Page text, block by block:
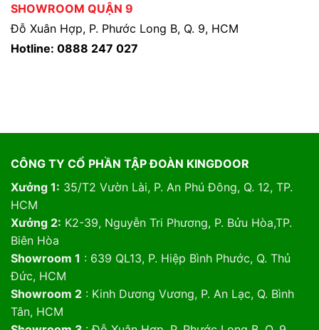
SHOWROOM QUẬN 9
Đỗ Xuân Hợp, P. Phước Long B, Q. 9, HCM
Hotline: 0888 247 027
CÔNG TY CỔ PHẦN TẬP ĐOÀN KINGDOOR
Xưởng 1: 35/T2 Vườn Lài, P. An Phú Đông, Q. 12, TP.
HCM
Xưởng 2: K2-39, Nguyễn Tri Phương, P. Bửu Hòa,TP.
Biên Hòa
Showroom 1 : 639 QL13, P. Hiệp Bình Phước, Q. Thủ
Đức, HCM
Showroom 2: Kinh Dương Vương, P. An Lạc, Q. Bình
Tân, HCM